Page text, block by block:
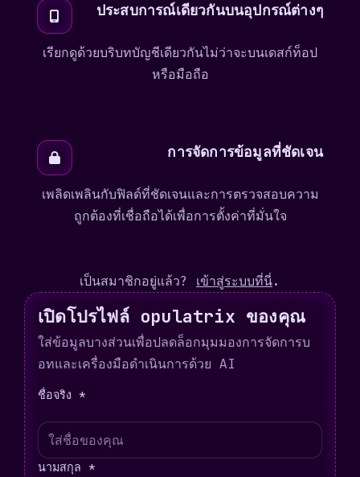
ประสบการณ์เดียวกันบนอุปกรณ์ต่างๆ
เรียกดูด้วยบริบทบัญชีเดียวกันไม่ว่าจะบนเดสก์ท็อป
หรือมือถือ
การจัดการข้อมูลที่ชัดเจน
เพลิดเพลินกับฟิลด์ที่ชัดเจนและการตรวจสอบความ
ถูกต้องที่เชื่อถือได้เพื่อการตั้งค่าที่มั่นใจ
เป็นสมาชิกอยู่แล้ว? เข้าสู่ระบบที่นี่.
เปิดโปรไฟล์ opulatrix ของคุณ
ใส่ข้อมูลบางส่วนเพื่อปลดล็อกมุมมองการจัดการบ
อทและเครื่องมือดำเนินการด้วย AI
ชื่อจริง *
นามสกุล *